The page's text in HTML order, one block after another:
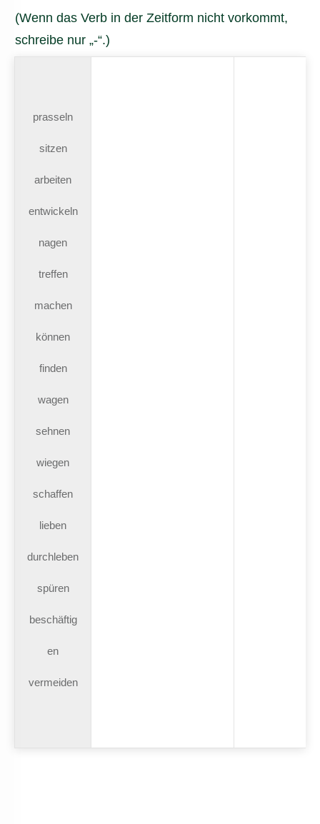
(Wenn das Verb in der Zeitform nicht vorkommt,
schreibe nur „-“.)
prasseln
sitzen
arbeiten
entwickeln
nagen
treffen
machen
können
finden
wagen
sehnen
wiegen
schaffen
lieben
durchleben
spüren
beschäftig
en
vermeiden